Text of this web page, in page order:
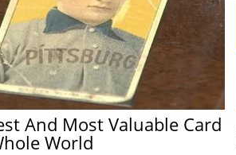
And Most Valuable Card
World